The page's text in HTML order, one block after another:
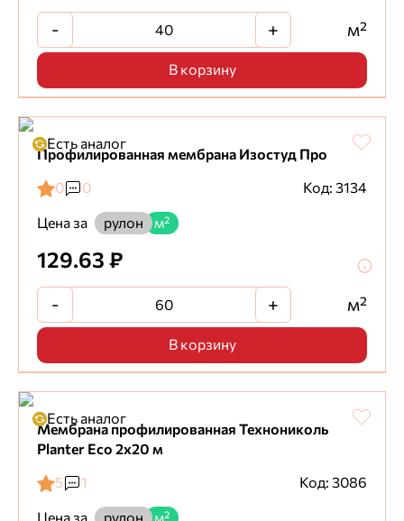
- + м²
В корзину
Есть аналог
Профилированная мембрана Изостуд Про
0
0
Код: 3134
Цена за
рулон м²
129.63 ₽
- + м²
В корзину
Есть аналог
Мембрана профилированная Технониколь
Planter Eco 2х20 м
5
1
Код: 3086